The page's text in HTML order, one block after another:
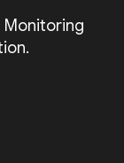
Monitoring